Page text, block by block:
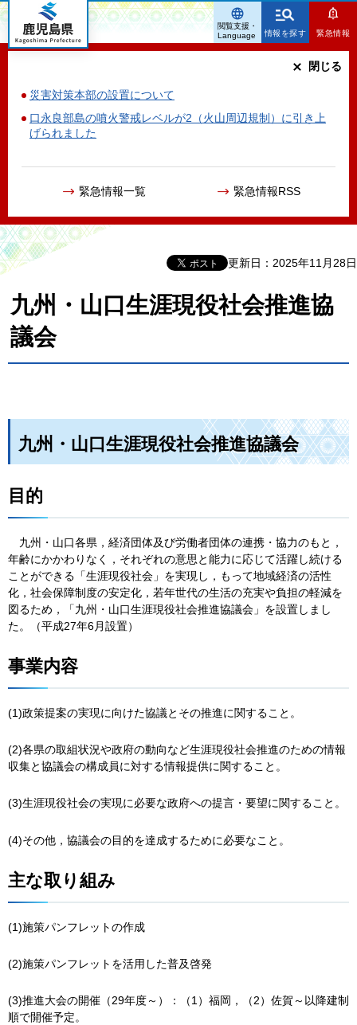
鹿児島県
情報を探す 緊急情報
災害対策本部の設置について
口永良部島の噴火警戒レベルが2（火山周辺規制）に引き上
げられました
緊急情報一覧 緊急情報RSS
閉じる
閲覧支援・
Language
更新日：2025年11月28日
九州・山口生涯現役社会推進協
議会
九州・山口生涯現役社会推進協議会
目的
九州・山口各県，経済団体及び労働者団体の連携・協力のもと，
年齢にかかわりなく，それぞれの意思と能力に応じて活躍し続ける
ことができる「生涯現役社会」を実現し，もって地域経済の活性
化，社会保障制度の安定化，若年世代の生活の充実や負担の軽減を
図るため，「九州・山口生涯現役社会推進協議会」を設置しまし
た。（平成27年6月設置）
事業内容
(1)政策提案の実現に向けた協議とその推進に関すること。
(2)各県の取組状況や政府の動向など生涯現役社会推進のための情報
収集と協議会の構成員に対する情報提供に関すること。
(3)生涯現役社会の実現に必要な政府への提言・要望に関すること。
(4)その他，協議会の目的を達成するために必要なこと。
主な取り組み
(1)施策パンフレットの作成
(2)施策パンフレットを活用した普及啓発
(3)推進大会の開催（29年度～）：（1）福岡，（2）佐賀～以降建制
順で開催予定。